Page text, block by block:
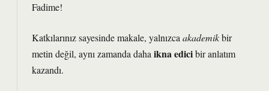
Fadime!
Katkılarınız sayesinde makale, yalnızca akademikbir
metin değil, aynı zamanda daha ikna edicibir anlatım
kazandı.